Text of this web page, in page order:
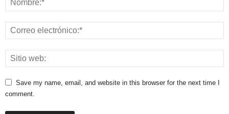
Save my name, email, and website in this browser for the next time I
comment.